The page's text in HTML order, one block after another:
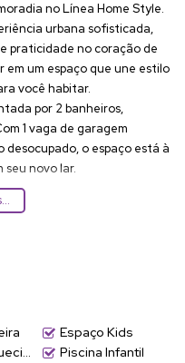
no Línea Home Style.
urbana sofisticada,
praticidade no coração de
um espaço que une estilo
você habitar.
por 2 banheiros,
1 vaga de garagem
o espaço está à
seu novo lar.
seu bem-estar com uma
de momentos de lazer
equipada ou celebre com
Para a diversão das
e relaxamento.
você estará próximo a uma
de lazer. A conveniência
Espaço Kids
Piscina Infantil